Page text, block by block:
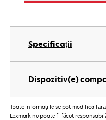
Specificaţii
Dispozitiv(e)
Toate informaţiile se pot modifica
Lexmark nu poate fi făcut